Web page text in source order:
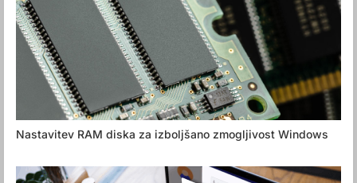
Nastavitev RAM diska za izboljšano zmogljivost Windows